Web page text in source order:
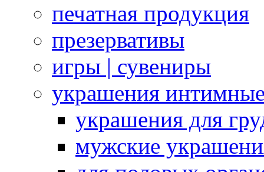
печатная продукция
презервативы
игры | сувениры
украшения
украшения для
мужские